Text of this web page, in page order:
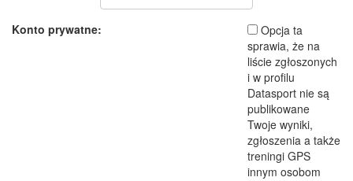
Konto prywatne:
Opcja ta
sprawia, że na
liście zgłoszonych
i w profilu
Datasport nie są
publikowane
Twoje wyniki,
zgłoszenia a także
treningi GPS
innym osobom